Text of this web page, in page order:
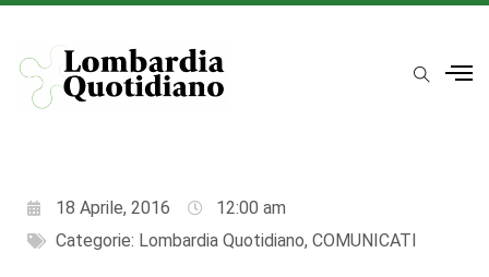
18 Aprile, 2016
12:00 am
Categorie: Lombardia Quotidiano, COMUNICATI